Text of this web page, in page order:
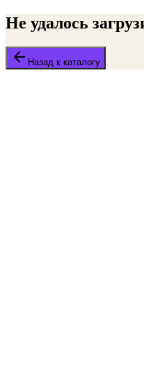
Не удалось
Назад к каталогу